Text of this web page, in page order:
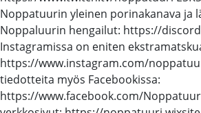
Noppatuurin yleinen porinakanava ja
Noppaluurin hengailut: https://
Instagramissa on eniten
https://www.instagram.com/
tiedotteita myös Facebookissa:
https://www.facebook.com/